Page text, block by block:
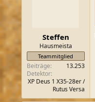
Steffen
Hausmeista
Teammitglied
Beiträge
13.253
Detektor
XP Deus 1 X35-28er /
Rutus Versa